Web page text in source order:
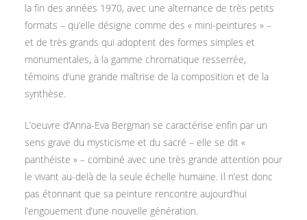
la fin des années 1970, avec une alternance de très petits
formats – qu’elle désigne comme des « mini-peintures » –
et de très grands qui adoptent des formes simples et
monumentales, à la gamme chromatique resserrée,
témoins d’une grande maîtrise de la composition et de la
synthèse.
L’oeuvre d’Anna-Eva Bergman se caractérise enfin par un
sens grave du mysticisme et du sacré – elle se dit «
panthéiste » – combiné avec une très grande attention pour
le vivant au-delà de la seule échelle humaine. Il n’est donc
pas étonnant que sa peinture rencontre aujourd’hui
l’engouement d’une nouvelle génération.